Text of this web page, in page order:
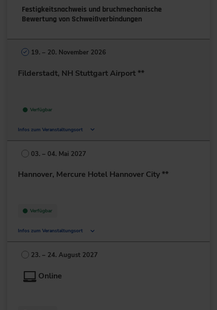
Festigkeitsnachweis und bruchmechanische
Bewertung von Schweißverbindungen
19. – 20. November 2026
Filderstadt, NH Stuttgart Airport **
Verfügbar
Infos zum Veranstaltungsort
Bonländer Hauptstr. 145
70794 Filderstadt
03. – 04. Mai 2027
Hannover, Mercure Hotel Hannover City **
Verfügbar
Infos zum Veranstaltungsort
Willy-Brandt-Allee 3
30169 Hannover
23. – 24. August 2027
Online